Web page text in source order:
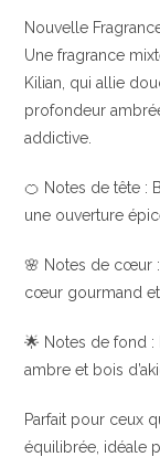
Nouvelle
Une fragrance
Kilian, qui allie
profondeur
addictive.
🍊 Notes de tête :
une ouverture
🌸 Notes de cœur :
cœur gourmand et
🌟 Notes de fond :
ambre et bois
Parfait pour ceux
équilibrée, idéale